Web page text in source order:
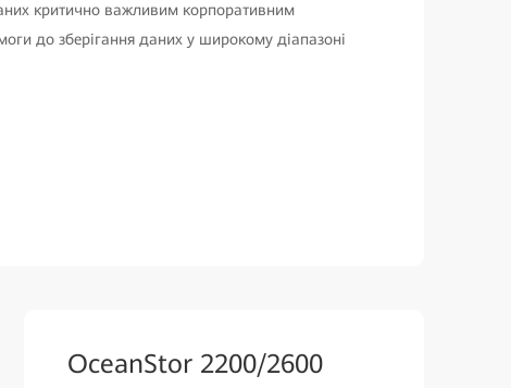
критично важливим корпоративним
до зберігання даних у широкому діапазоні
OceanStor 2200/2600